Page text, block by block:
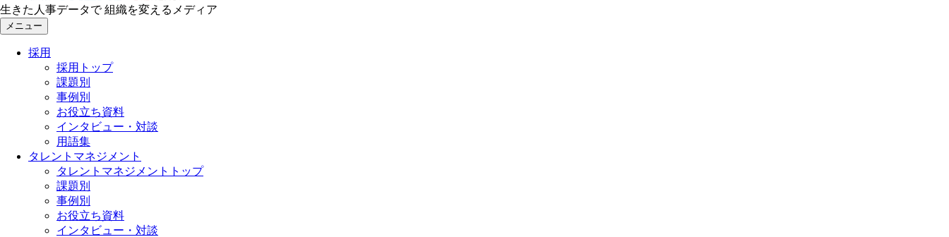
生きた人事データで 組織を変えるメディア
メニュー
採用
採用トップ
課題別
事例別
お役立ち資料
インタビュー・対談
用語集
タレントマネジメント
タレントマネジメントトップ
課題別
事例別
お役立ち資料
インタビュー・対談